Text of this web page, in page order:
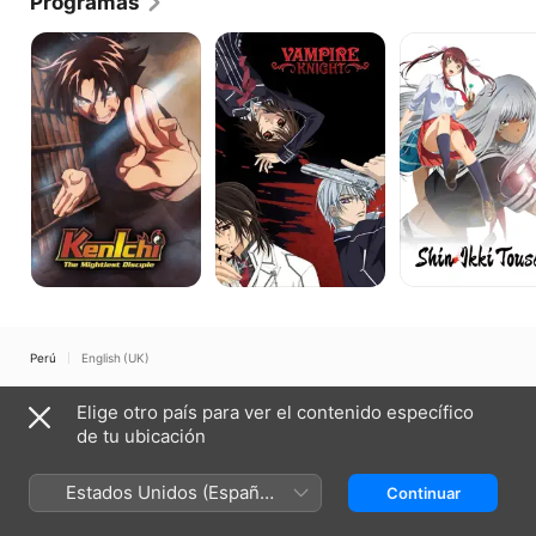
Philippines.
KenIchi:
The
Mightiest
Disciple
Vampire
Knight
Shin
Ikki
Tousen
Perú English (UK)
Términos del servicio de internet
Soporte técnico
Elige otro país para ver el contenido específico
de tu ubicación
Estados Unidos (Español
México)
Continuar